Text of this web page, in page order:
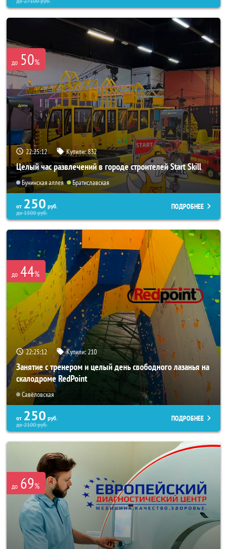
до 50%
22:25:08 Купили:832
Целый час развлечений в городе строителей Start Skill
Бунинская аллея Братиславская
от 250 руб.
до1500руб.
ПОДРОБНЕЕ
до 44%
22:25:08 Купили: 210
Занятие с тренером и целый день свободного лазанья на
скалодроме RedPoint
Савёловская
от 250 руб.
до2100руб.
ПОДРОБНЕЕ
до 69%